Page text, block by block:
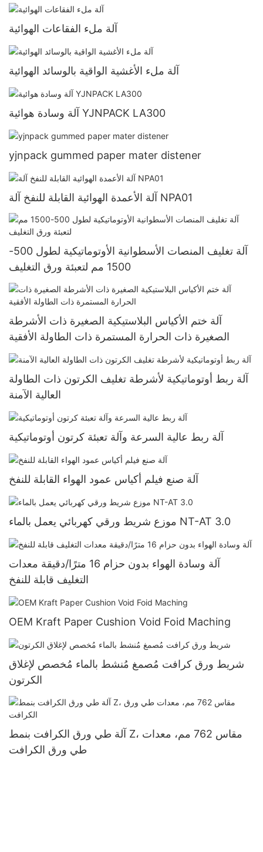
آلة ملء الفقاعات الهوائية
آلة ملء الأغشية الواقية بالوسائد الهوائية
آلة وسادة هوائية YJNPACK LA300
yjnpack gummed paper mater distener
آلة الأعمدة الهوائية القابلة للنفخ آلة NPA01
آلة تغليف المنصات الأسطوانية الأوتوماتيكية لطول 500-
1500 مم لتعبئة ورق التغليف
آلة ختم الأكياس البلاستيكية الصغيرة ذات الأشرطة
الصغيرة ذات الحرارة المستمرة ذات الطاولة الأفقية
آلة ربط أوتوماتيكية لأشرطة تغليف الكرتون ذات الطاولة
العالية الآمنة
آلة ربط عالية السرعة وآلة تعبئة كرتون أوتوماتيكية
آلة صنع فيلم أكياس عمود الهواء القابلة للنفخ
موزع شريط ورقي كهربائي يعمل بالماء NT-AT 3.0
آلة وسادة الهواء بدون حزام 16 مترًا/دقيقة معدات
التغليف قابلة للنفخ
OEM Kraft Paper Cushion Void Foid Maching
شريط ورق كرافت مُصمغ مُنشط بالماء مُخصص لإغلاق
الكرتون
آلة طي ورق الكرافت بنمط Z، مقاس 762 مم، معدات
طي ورق الكرافت